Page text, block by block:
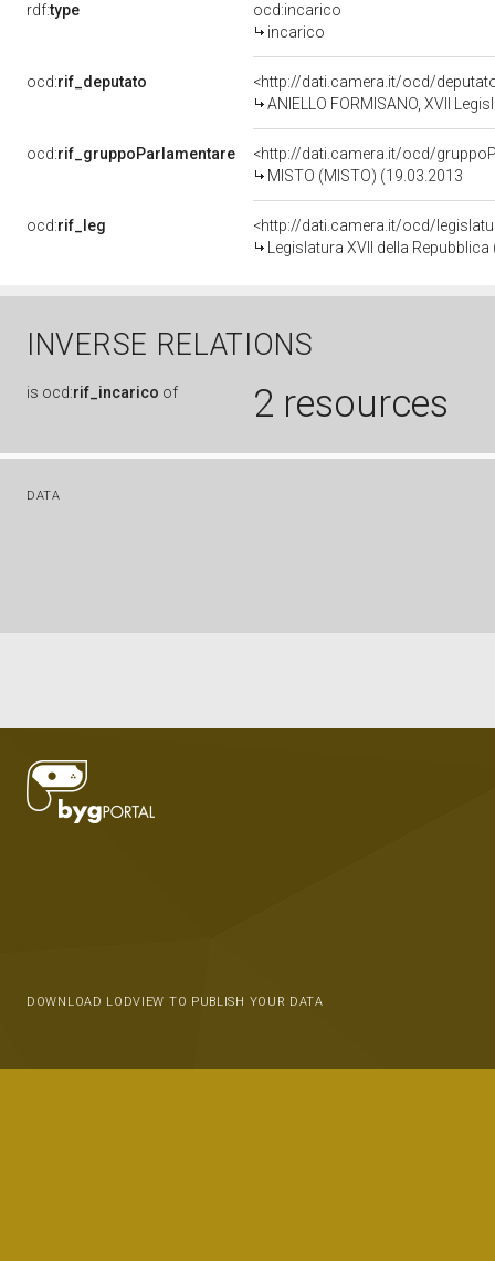
rdf:type
ocd:incarico
incarico
ocd:rif_deputato
<http://dati.camera.it/ocd/
ANIELLO FORMISANO, XVII
ocd:rif_gruppoParlamentare
<http://dati.camera.it/ocd/
MISTO (MISTO) (19.03.2013
ocd:rif_leg
<http://dati.camera.it/ocd/
Legislatura XVII della
INVERSE RELATIONS
is ocd:rif_incarico of 2 resources
DATA
DOWNLOAD LODVIEW TO PUBLISH YOUR DATA